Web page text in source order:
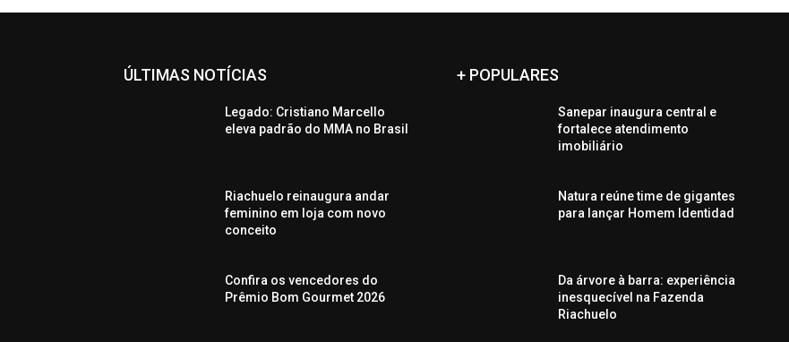
ÚLTIMAS NOTÍCIAS
Legado: Cristiano Marcello
eleva padrão do MMA no Brasil
Riachuelo reinaugura andar
feminino em loja com novo
conceito
Confira os vencedores do
Prêmio Bom Gourmet 2026
+ POPULARES
Sanepar inaugura central e
fortalece atendimento
imobiliário
Natura reúne time de gigantes
para lançar Homem Identidad
Da árvore à barra: experiência
inesquecível na Fazenda
Riachuelo